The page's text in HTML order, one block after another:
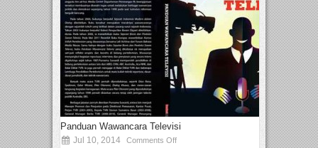
Panduan Wawancara Televisi
Jul 10, 2014 Comments Off